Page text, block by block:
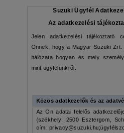
Suzuki Ügyfél
Az adatkezelési
Jelen adatkezelési tájékoztató
Önnek, hogy a Magyar Suzuki
hálózata hogyan és mely
mint ügyfelünkről.
Közös adatkezelők és az
Az Ön adatai felelős
(székhely: 2500 Esztergom,
cím: